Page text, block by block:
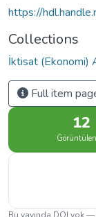
https://
Collections
İktisat (Ekonomi)
Full item
12
Bu yayında DOI yok